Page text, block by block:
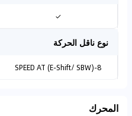
✓
نوع ناقل الحركة
8-SPEED AT (E-Shift/ SBW)
المحرك